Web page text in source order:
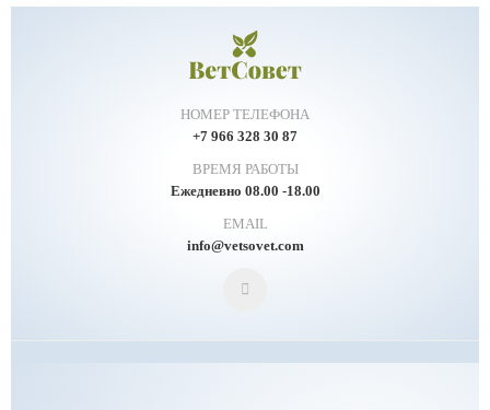
НОМЕР ТЕЛЕФОНА
+7 966 328 30 87
ВРЕМЯ РАБОТЫ
Ежедневно 08.00 -18.00
EMAIL
info@vetsovet.com